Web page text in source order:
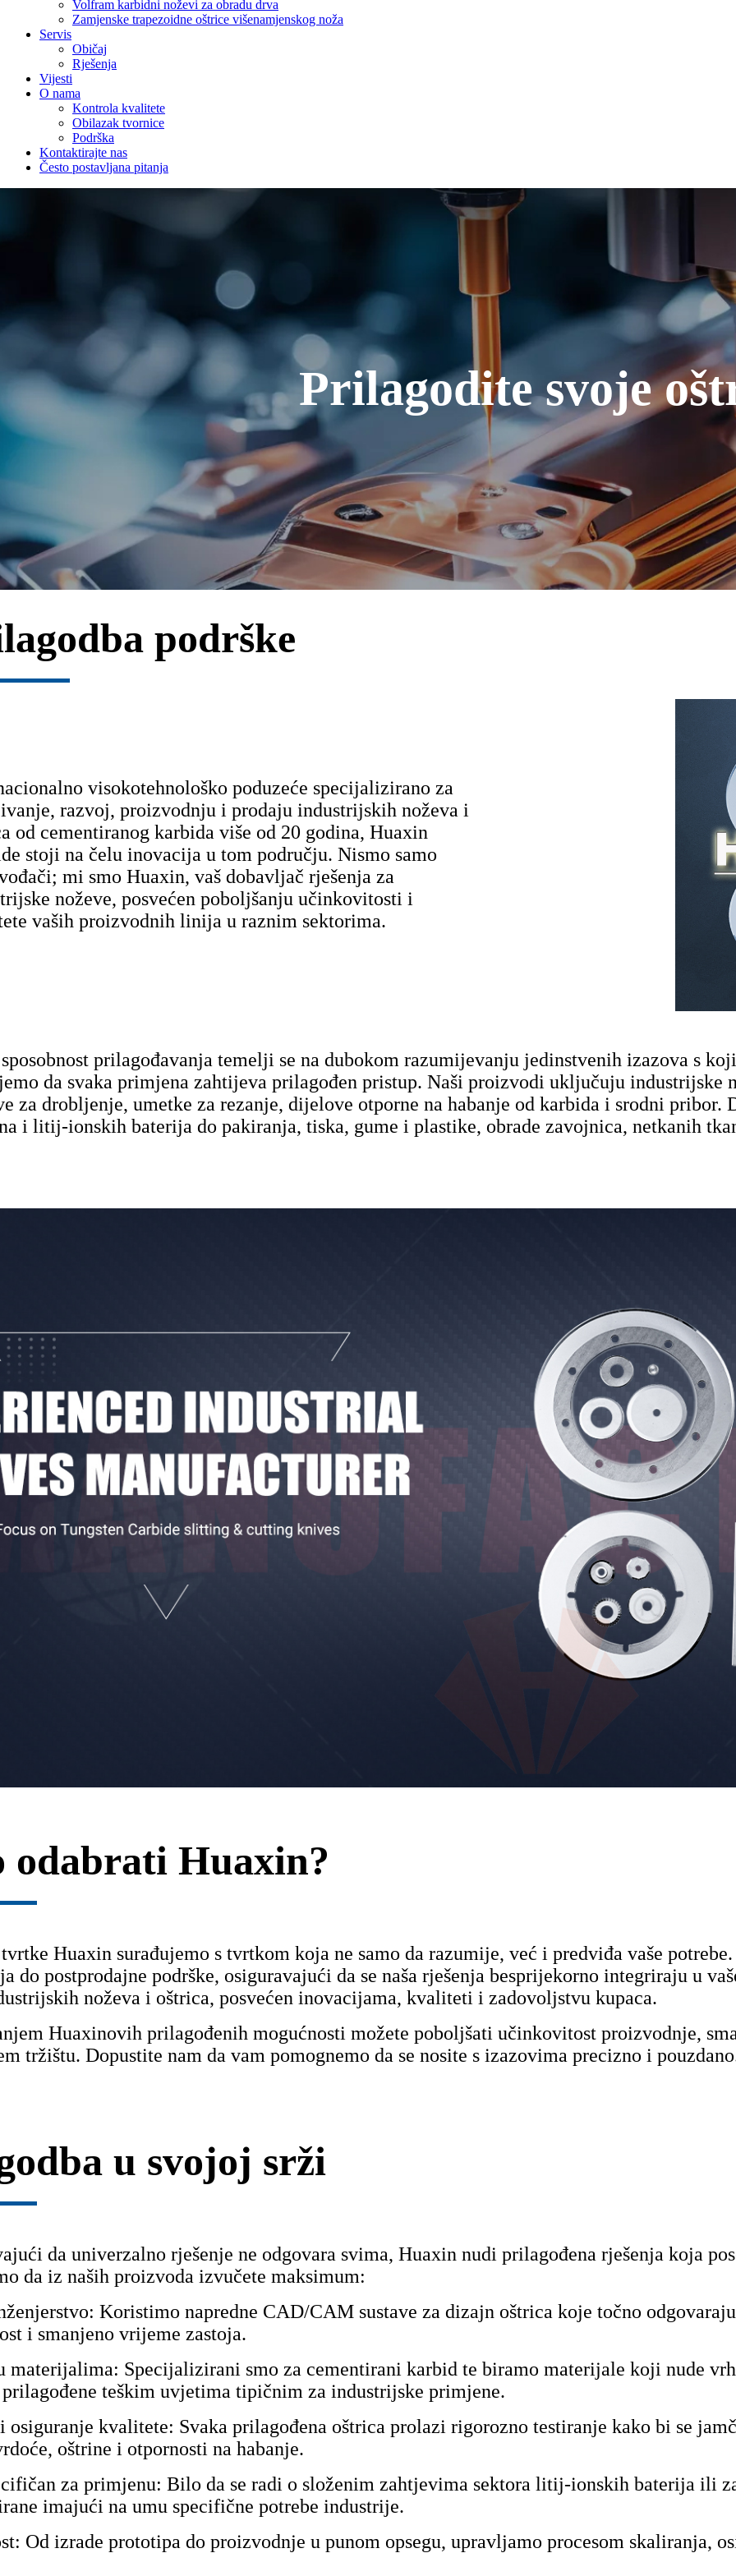
Volfram karbidni noževi za obradu drva
Zamjenske trapezoidne oštrice višenamjenskog noža
Servis
Običaj
Rješenja
Vijesti
O nama
Kontrola kvalitete
Obilazak tvornice
Podrška
Kontaktirajte nas
Često postavljana pitanja
Prilagodite svoje
podrške
visokotehnološko poduzeće specijalizirano za
razvoj, proizvodnju i prodaju industrijskih noževa i
od cementiranog karbida više od 20 godina, Huaxin
stoji na čelu inovacija u tom području. Nismo samo
mi smo Huaxin, vaš dobavljač rješenja za
noževe, posvećen poboljšanju učinkovitosti i
vaših proizvodnih linija u raznim sektorima.
sposobnost prilagođavanja temelji se na dubokom razumijevanju jedinstvenih izazova s
da svaka primjena zahtijeva prilagođen pristup. Naši proizvodi uključuju industrijske
za drobljenje, umetke za rezanje, dijelove otporne na habanje od karbida i srodni
i litij-ionskih baterija do pakiranja, tiska, gume i plastike, obrade zavojnica, netkanih
odabrati Huaxin?
Huaxin surađujemo s tvrtkom koja ne samo da razumije, već i predviđa vaše
do postprodajne podrške, osiguravajući da se naša rješenja besprijekorno integriraju u
noževa i oštrica, posvećen inovacijama, kvaliteti i zadovoljstvu kupaca.
Huaxinovih prilagođenih mogućnosti možete poboljšati učinkovitost proizvodnje,
tržištu. Dopustite nam da vam pomognemo da se nosite s izazovima precizno i
u svojoj srži
da univerzalno rješenje ne odgovara svima, Huaxin nudi prilagođena rješenja koja
da iz naših proizvoda izvučete maksimum:
Koristimo napredne CAD/CAM sustave za dizajn oštrica koje točno
i smanjeno vrijeme zastoja.
materijalima: Specijalizirani smo za cementirani karbid te biramo materijale koji nude
teškim uvjetima tipičnim za industrijske primjene.
osiguranje kvalitete: Svaka prilagođena oštrica prolazi rigorozno testiranje kako bi se
oštrine i otpornosti na habanje.
za primjenu: Bilo da se radi o složenim zahtjevima sektora litij-ionskih baterija ili
imajući na umu specifične potrebe industrije.
Od izrade prototipa do proizvodnje u punom opsegu, upravljamo procesom skaliranja,